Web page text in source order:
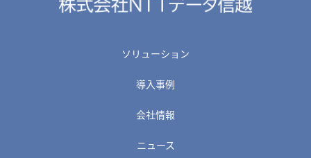
ソリューション
導入事例
会社情報
ニュース